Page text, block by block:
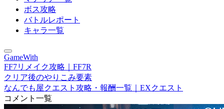
ボス攻略
バトルレポート
キャラ一覧
GameWith
FF7リメイク攻略｜FF7R
クリア後のやりこみ要素
なんでも屋クエスト攻略・報酬一覧｜EXクエスト
コメント一覧